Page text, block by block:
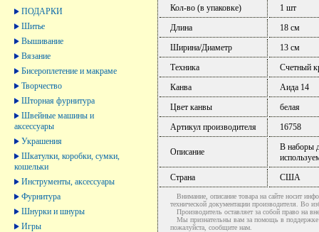
ПОДАРКИ
Шитье
Вышивание
Вязание
Бисероплетение и макраме
Творчество
Шторная фурнитура
Швейные машины и
аксессуары
Украшения
Шкатулки, коробки, сумки,
кошельки
Инструменты, аксессуары
Фурнитура
Шнурки и шнуры
Игры
Кол-во (в упаковке)
1 шт
Длина
18 см
Ширина/Диаметр
13 см
Техника
Счетный
Канва
Аида 14
Цвет канвы
белая
Артикул производителя
16758
Описание
В наборы
Страна
США
Внимание, описание товара на сайте носит
технической документации производителя. Во
Производитель оставляет за собой право на
Мы признательны вам за помощь в поддержке
пожалуйста, сообщите нам.